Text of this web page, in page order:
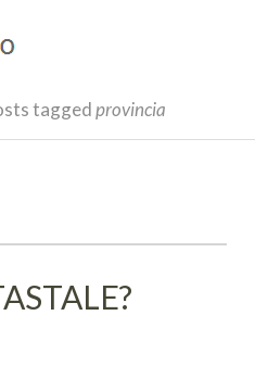
taggedprovincia